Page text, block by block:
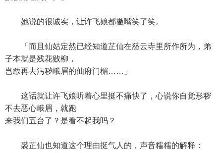
她说的很诚实，让许飞娘都撇嘴笑了笑。
「而且仙姑定然已经知道芷仙在慈云寺里所作所为，弟
子本就是残花败柳，
岂敢再去污秽峨眉的仙府门楣……」
这话就让许飞娘听着心里挺不痛快了，心说你自觉形秽
不去恶心峨眉，就跑
来我们五台了？是看不起我吗？
裘芷仙也知道这个理由挺气人的，声音糯糯的解释：